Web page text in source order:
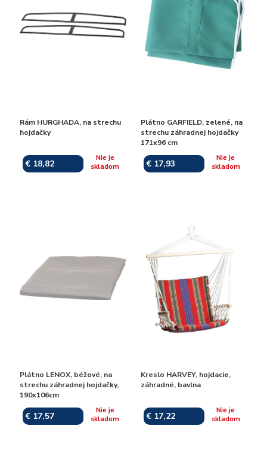
Rám HURGHADA, na strechu
hojdačky
€ 18,82
Nie je
skladom
Plátno GARFIELD, zelené, na
strechu záhradnej hojdačky
171x96 cm
€ 17,93
Nie je
skladom
Plátno LENOX, béžové, na
strechu záhradnej hojdačky,
190x106cm
€ 17,57
Nie je
skladom
Kreslo HARVEY, hojdacie,
záhradné, bavlna
€ 17,22
Nie je
skladom